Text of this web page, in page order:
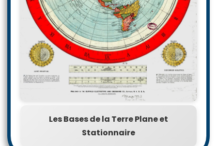
Les Bases de la Terre Plane et
Stationnaire